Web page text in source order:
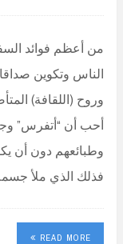
من أعظم فوائد
الناس وتكوين
وروح (اللقافة)
أحب أن “أتفرس”
وطبائعهم دون أن
فذلك الذي ملأ
READ MORE